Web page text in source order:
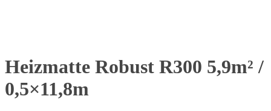
Heizmatte Robust R300 5,9m² /
0,5×11,8m